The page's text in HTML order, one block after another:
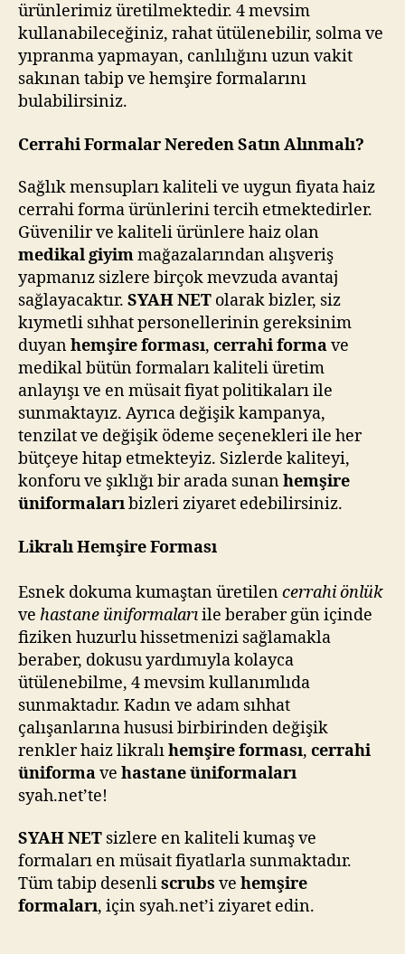
ürünlerimiz üretilmektedir. 4 mevsim
kullanabileceğiniz, rahat ütülenebilir, solma ve
yıpranma yapmayan, canlılığını uzun vakit
sakınan tabip ve hemşire formalarını
bulabilirsiniz.
Cerrahi Formalar Nereden Satın Alınmalı?
Sağlık mensupları kaliteli ve uygun fiyata haiz
cerrahi forma ürünlerini tercih etmektedirler.
Güvenilir ve kaliteli ürünlere haiz olan
medikal giyimmağazalarından alışveriş
yapmanız sizlere birçok mevzuda avantaj
sağlayacaktır. SYAH NET olarak bizler, siz
kıymetli sıhhat personellerinin gereksinim
duyanhemşire forması, cerrahi formave
medikal bütün formaları kaliteli üretim
anlayışı ve en müsait fiyat politikaları ile
sunmaktayız. Ayrıca değişik kampanya,
tenzilat ve değişik ödeme seçenekleri ile her
bütçeye hitap etmekteyiz. Sizlerde kaliteyi,
konforu ve şıklığı bir arada sunanhemşire
üniformalarıbizleri ziyaret edebilirsiniz.
Likralı Hemşire Forması
Esnek dokuma kumaştan üretilencerrahi önlük
ve hastane üniformalarıile beraber gün içinde
fiziken huzurlu hissetmenizi sağlamakla
beraber, dokusu yardımıyla kolayca
ütülenebilme, 4 mevsim kullanımlıda
sunmaktadır. Kadın ve adam sıhhat
çalışanlarına hususi birbirinden değişik
renkler haiz likralıhemşire forması, cerrahi
üniformave hastane üniformaları
syah.net’te!
SYAH NET sizlere en kaliteli kumaş ve
formaları en müsait fiyatlarla sunmaktadır.
Tüm tabip desenliscrubs ve hemşire
formaları, için syah.net’i ziyaret edin.